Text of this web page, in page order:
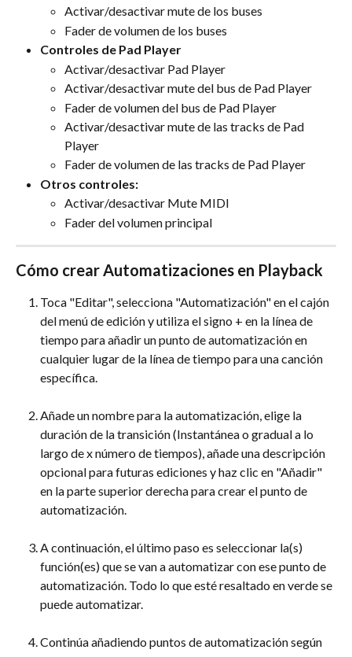
Activar/desactivar mute de los buses
Fader de volumen de los buses
Controles de Pad Player
Activar/desactivar Pad Player
Activar/desactivar mute del bus de Pad Player
Fader de volumen del bus de Pad Player
Activar/desactivar mute de las tracks de Pad
Player
Fader de volumen de las tracks de Pad Player
Otros controles:
Activar/desactivar Mute MIDI
Fader del volumen principal
Cómo crear Automatizaciones en Playback
Toca "Editar", selecciona "Automatización" en el cajón
del menú de edición y utiliza el signo + en la línea de
tiempo para añadir un punto de automatización en
cualquier lugar de la línea de tiempo para una canción
específica.
Añade un nombre para la automatización, elige la
duración de la transición (Instantánea o gradual a lo
largo de x número de tiempos), añade una descripción
opcional para futuras ediciones y haz clic en "Añadir"
en la parte superior derecha para crear el punto de
automatización.
A continuación, el último paso es seleccionar la(s)
función(es) que se van a automatizar con ese punto de
automatización. Todo lo que esté resaltado en verde se
puede automatizar.
Continúa añadiendo puntos de automatización según